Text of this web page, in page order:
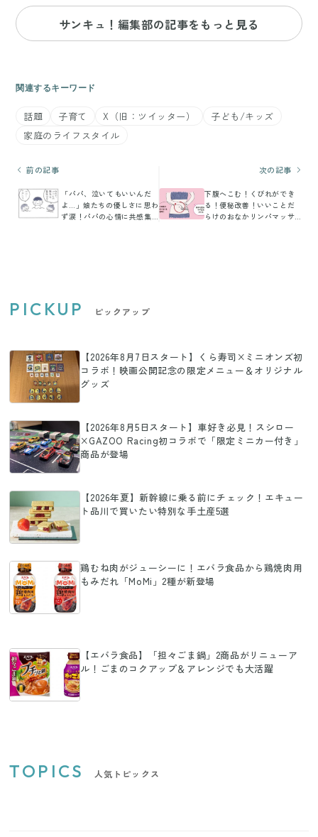
サンキュ！編集部の記事をもっと見る
関連するキーワード
話題 子育て X（旧：ツイッター）
子ども/キッズ
家庭のライフスタイル
前の記事
「パパ、泣いてもいいんだ
よ…」娘たちの優しさに思わ
ず涙！パパの心情に共感集
次の記事
下腹へこむ！くびれができ
る！便秘改善！いいことだ
らけのおなかリンパマッサ
PICKUP ピックアップ
【2026年8月7日スタート】くら寿司×ミニオンズ初
コラボ！映画公開記念の限定メニュー＆オリジナル
グッズ
【2026年8月5日スタート】車好き必見！スシロー
×GAZOO Racing初コラボで「限定ミニカー付き」
商品が登場
【2026年夏】新幹線に乗る前にチェック！エキュー
ト品川で買いたい特別な手土産5選
鶏むね肉がジューシーに！エバラ食品から鶏焼肉用
もみだれ「MoMi」2種が新登場
【エバラ食品】「担々ごま鍋」2商品がリニューア
ル！ごまのコクアップ＆アレンジでも大活躍
TOPICS 人気トピックス